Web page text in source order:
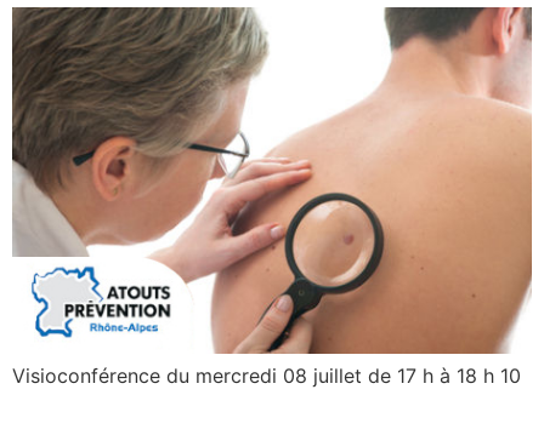
Visioconférence du mercredi 08 juillet de 17 h à 18 h 10